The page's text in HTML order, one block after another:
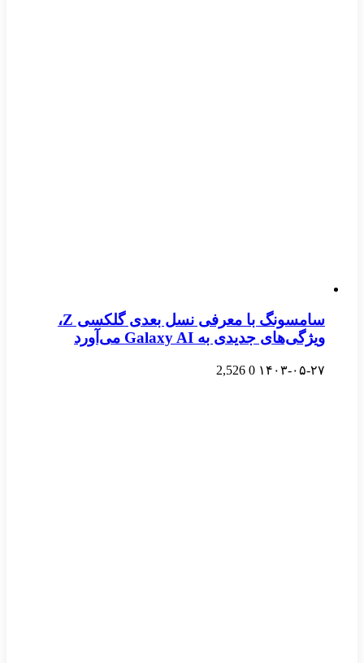
سامسونگ با معرفی نسل بعدی گلکسی Z،
ویژگی‌های جدیدی به Galaxy AI می‌آورد
۱۴۰۳-۰۵-۲۷ 0
2,526